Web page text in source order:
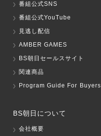
番組公式SNS
番組公式YouTube
見逃し配信
AMBER GAMES
BS朝日セールスサイト
関連商品
Program Guide For Buyers
BS朝日について
会社概要